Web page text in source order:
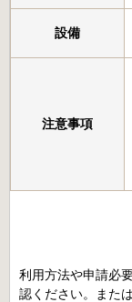
設備
注意事項
利用方法や申請必
認ください。また